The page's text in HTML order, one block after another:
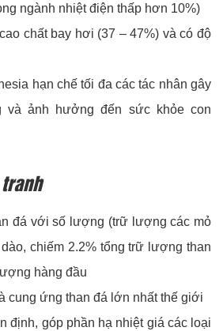
ngành nhiệt điện thấp hơn 10%)
chất bay hơi (37 – 47%) và có độ
hạn chế tối đa các tác nhân gây
và ảnh hưởng đến sức khỏe con
đá với số lượng (trữ lượng các mỏ
chiếm 2.2% tổng trữ lượng than
hàng đầu
cung ứng than đá lớn nhất thế giới
định, góp phần hạ nhiệt giá các loại